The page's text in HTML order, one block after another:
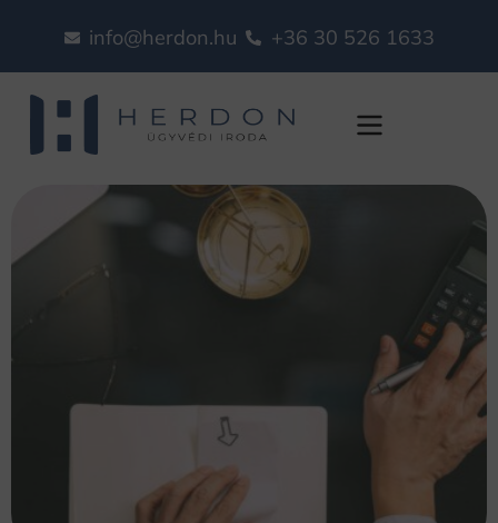
info@herdon.hu +36 30 526 1633